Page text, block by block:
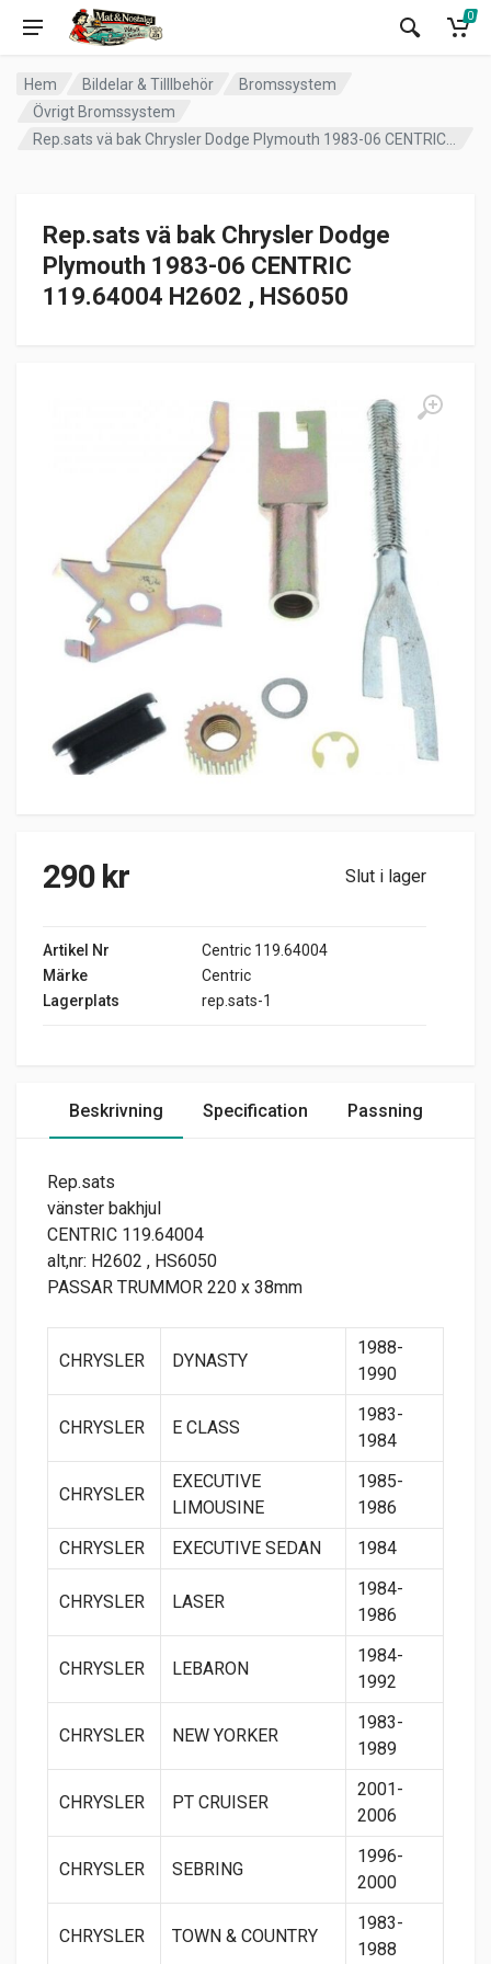
0
Hem Bildelar & Tilllbehör
Bromssystem
Övrigt Bromssystem
Rep.sats vä bak Chrysler Dodge
Plymouth 1983-06 CENTRIC
119.64004 H2602 , HS6050
290 kr Slut i lager
Artikel Nr
Centric 119.64004
Märke
Centric
Lagerplats
rep.sats-1
Beskrivning Specification Passning
Rep.sats
vänster bakhjul
CENTRIC 119.64004
alt,nr: H2602 , HS6050
PASSAR TRUMMOR 220 x 38mm
CHRYSLER DYNASTY
1988-
1990
CHRYSLER E CLASS
1983-
1984
CHRYSLER
EXECUTIVE
LIMOUSINE
1985-
1986
CHRYSLER
EXECUTIVE SEDAN 1984
CHRYSLER LASER
1984-
1986
CHRYSLER LEBARON
1984-
1992
CHRYSLER NEW YORKER
1983-
1989
CHRYSLER PT CRUISER
2001-
2006
CHRYSLER SEBRING
1996-
2000
CHRYSLER TOWN & COUNTRY
1983-
1988